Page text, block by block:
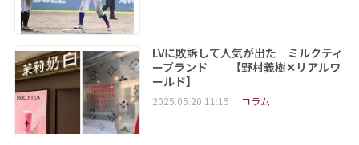
LVに敗訴して人気が出た ミルクティ
ーブランド 【野村義樹✕リアルワ
ールド】
2025.05.20 11:15 コラム